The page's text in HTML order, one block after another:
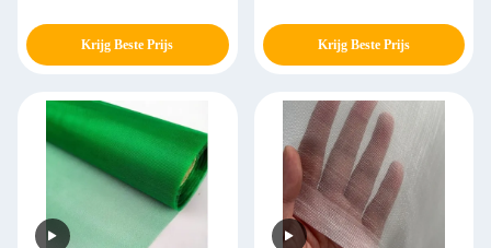
Krijg Beste Prijs Krijg Beste Prijs